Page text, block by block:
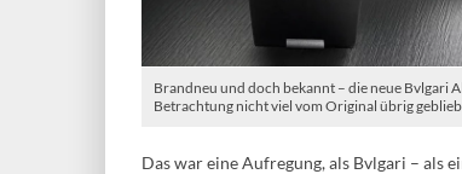
Brandneu und doch bekannt – die neue Bvlgari
Betrachtung nicht viel vom Original übrig
Das war eine Aufregung, als Bvlgari – als